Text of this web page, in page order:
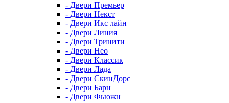
- Двери Премьер
- Двери Некст
- Двери Икс лайн
- Двери Линия
- Двери Тринити
- Двери Нео
- Двери Классик
- Двери Лада
- Двери СкинДорс
- Двери Барн
- Двери Фьюжн